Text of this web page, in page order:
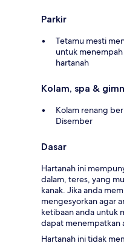
Parkir
Tetamu mesti
untuk
hartanah
Kolam, spa &
Kolam renang
Disember
Dasar
Hartanah ini
dalam, teres, yang
kanak. Jika anda
mengesyorkan agar
ketibaan anda untuk
dapat menempatkan
Hartanah ini tidak